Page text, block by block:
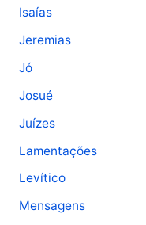
Isaías
Jeremias
Jó
Josué
Juízes
Lamentações
Levítico
Mensagens